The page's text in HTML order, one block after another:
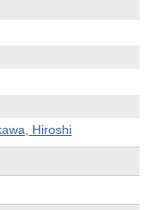
Hiroshi